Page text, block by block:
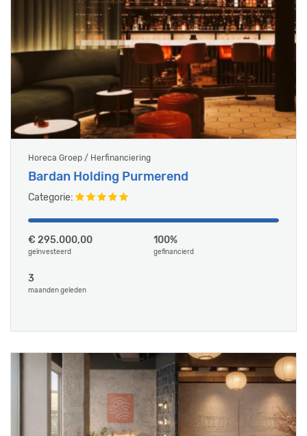
Horeca Groep / Herfinanciering
Bardan Holding Purmerend
Categorie:
€ 295.000,00
geïnvesteerd
100%
gefinancierd
3
maanden geleden